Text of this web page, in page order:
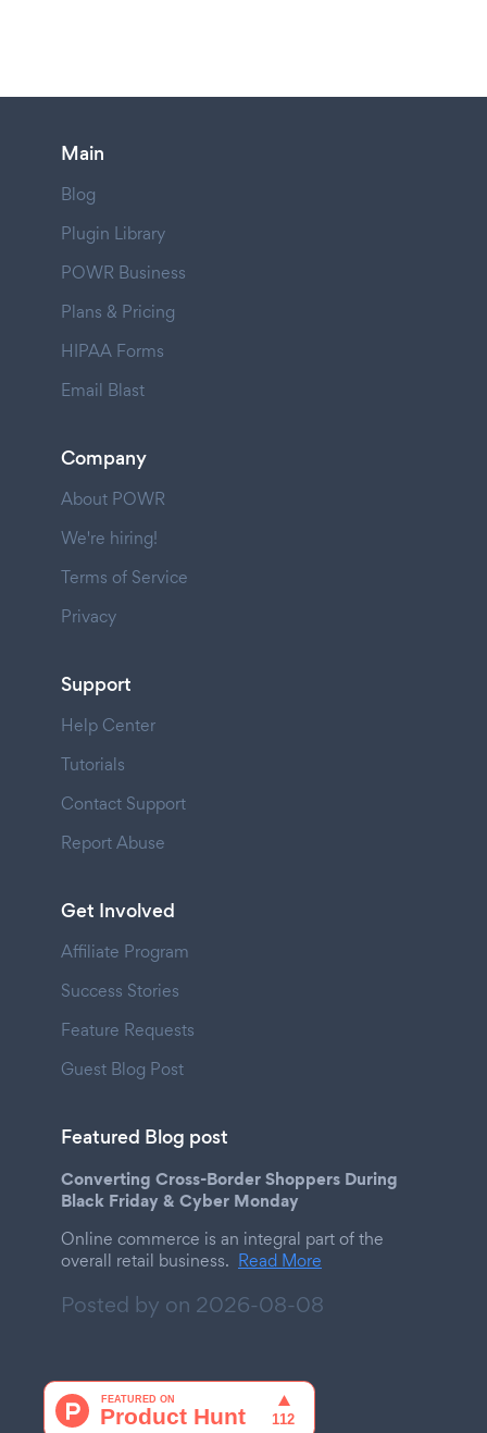
Main
Blog
Plugin Library
POWR Business
Plans & Pricing
HIPAA Forms
Email Blast
Company
About POWR
We're hiring!
Terms of Service
Privacy
Support
Help Center
Tutorials
Contact Support
Report Abuse
Get Involved
Affiliate Program
Success Stories
Feature Requests
Guest Blog Post
Featured Blog post
Converting Cross-Border Shoppers During
Black Friday & Cyber Monday
Online commerce is an integral part of the
overall retail business. Read More
Posted by on 2026-08-08